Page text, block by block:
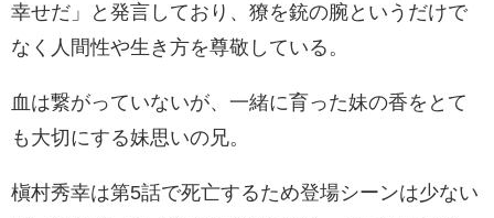
幸せだ」と発言しており、獠を銃の腕というだけで
なく人間性や生き方を尊敬している。
血は繋がっていないが、一緒に育った妹の香をとて
も大切にする妹思いの兄。
槇村秀幸は第5話で死亡するため登場シーンは少ない